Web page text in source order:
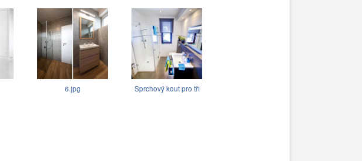
6.jpg Sprchový kout pro tři